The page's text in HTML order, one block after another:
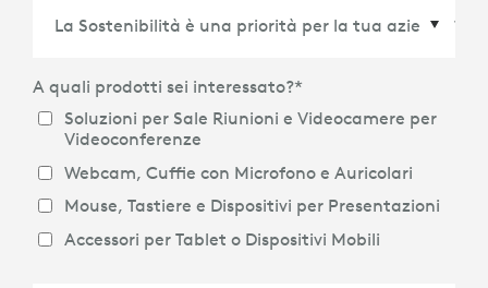
Paese/Regione
A quali prodotti sei interessato?*
Soluzioni per Sale Riunioni e Videocamere per
Videoconferenze
Webcam, Cuffie con Microfono e Auricolari
Mouse, Tastiere e Dispositivi per Presentazioni
Accessori per Tablet o Dispositivi Mobili